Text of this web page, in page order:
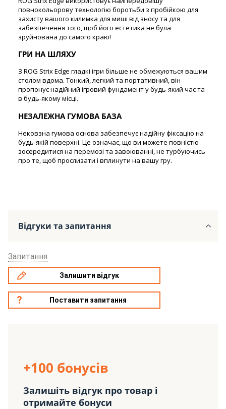
повнокольорову технологію боротьби з пробійкою для
захисту вашого килимка для миші від зносу та для
забезпечення того, щоб його естетика не була
зруйнована до самого краю!
ГРИ НА ШЛЯХУ
З ROG Strix Edge гладкі ігри більше не обмежуються вашим
столом вдома. Тонкий, легкий та портативний, він
пропонує надійний ігровий фундамент у будь-який час та
в будь-якому місці.
НЕЗАЛЕЖНА ГУМОВА БАЗА
Нековзна гумова основа забезпечує надійну фіксацію на
будь-якій поверхні. Це означає, що ви можете повністю
зосередитися на перемозі та завоюванні, не турбуючись
про те, щоб прослизати і вплинути на вашу гру.
Відгуки та запитання
Запитання
Залишити відгук
Поставити запитання
+100 бонусів
Залишіть відгук про товар і
отримайте бонуси